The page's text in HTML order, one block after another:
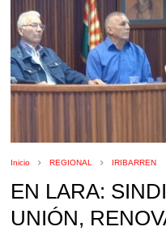
Inicio REGIONAL IRIBARREN
EN LARA:
UNIÓN,